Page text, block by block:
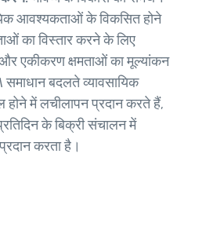
आवश्यकताओं के विकसित होने
का विस्तार करने के लिए
और एकीकरण क्षमताओं का मूल्यांकन
बदलते व्यावसायिक
में लचीलापन प्रदान करते हैं,
के बिक्री संचालन में
करता है।